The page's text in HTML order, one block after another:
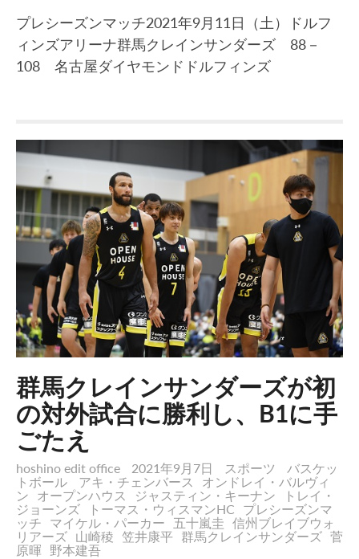
プレシーズンマッチ2021年9月11日（土）ドルフ
ィンズアリーナ群馬クレインサンダーズ 88－
108 名古屋ダイヤモンドドルフィンズ
群馬クレインサンダーズが初
の対外試合に勝利し、B1に手
ごたえ
hoshino edit office 2021年9月7日 スポーツ
バスケッ
トボール
アキ・チェンバース
オンドレイ・バルヴィ
ン
オープンハウス ジャスティン・キーナン
トレイ・
ジョーンズ
トーマス・ウィスマンHC
プレシーズンマ
ッチ
マイケル・パーカー 五十嵐圭 信州ブレイブウォ
リアーズ 山崎稜 笠井康平 群馬クレインサンダーズ 菅
原暉
野本建吾